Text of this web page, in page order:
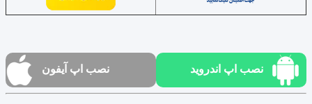
نصب اپ اندروید نصب اپ آیفون